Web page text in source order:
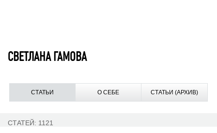
СВЕТЛАНА ГАМОВА
СТАТЬИ О СЕБЕ СТАТЬИ (АРХИВ)
СТАТЕЙ: 1121